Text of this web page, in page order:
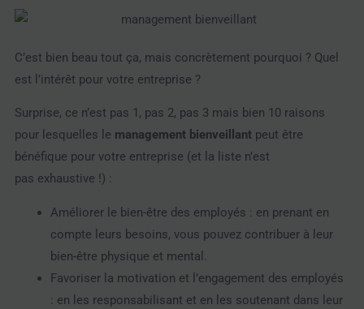
C’est bien beau tout ça, mais concrètement pourquoi ? Quel
est l’intérêt pour votre entreprise ?
Surprise, ce n’est pas 1, pas 2, pas 3 mais bien 10 raisons
pour lesquelles le management bienveillantpeut être
bénéfique pour votre entreprise (et la liste n’est
pas exhaustive !) :
Améliorer le bien-être des employés : en prenant en
compte leurs besoins, vous pouvez contribuer à leur
bien-être physique et mental.
Favoriser la motivation et l’engagement des employés
: en les responsabilisant et en les soutenant dans leur